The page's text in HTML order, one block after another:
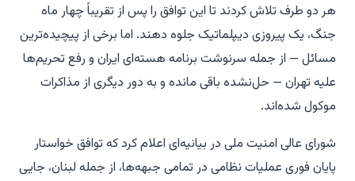
هر دو طرف تلاش کردند تا این توافق را پس از تقریباً چهار ماه
جنگ، یک پیروزی دیپلماتیک جلوه دهند. اما برخی از پیچیده‌ترین
مسائل — از جمله سرنوشت برنامه هسته‌ای ایران و رفع تحریم‌ها
علیه تهران — حل‌نشده باقی مانده و به دور دیگری از مذاکرات
موکول شده‌اند.
شورای عالی امنیت ملی در بیانیه‌ای اعلام کرد که توافق خواستار
پایان فوری عملیات نظامی در تمامی جبهه‌ها، از جمله لبنان، جایی